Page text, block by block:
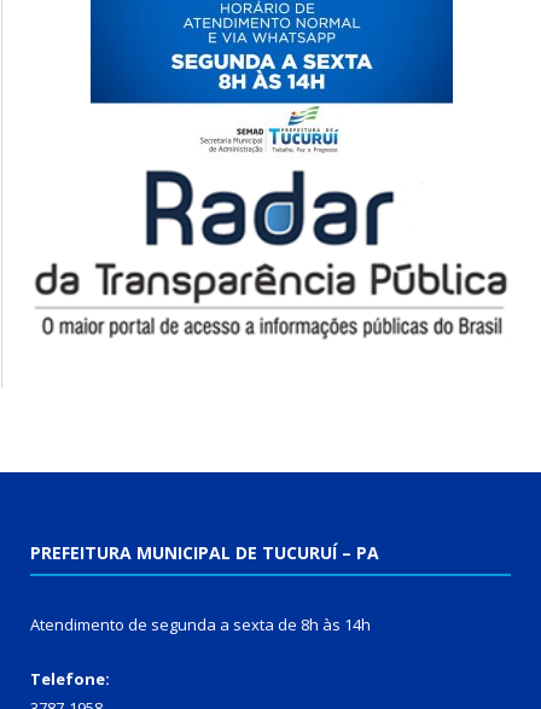
PREFEITURA MUNICIPAL DE TUCURUÍ – PA
Atendimento de segunda a sexta de 8h às 14h
Telefone: